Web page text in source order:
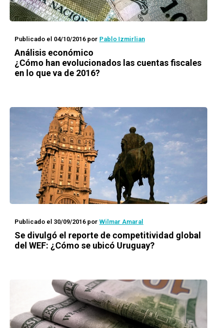
Publicado el 04/10/2016 por Pablo Izmirlian
Análisis económico
¿Cómo han evolucionados las cuentas fiscales
en lo que va de 2016?
Publicado el 30/09/2016 por Wilmar Amaral
Se divulgó el reporte de competitividad global
del WEF: ¿Cómo se ubicó Uruguay?